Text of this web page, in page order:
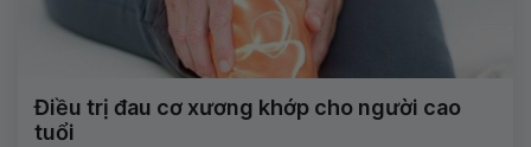
Điều trị đau cơ xương khớp cho người cao
tuổi